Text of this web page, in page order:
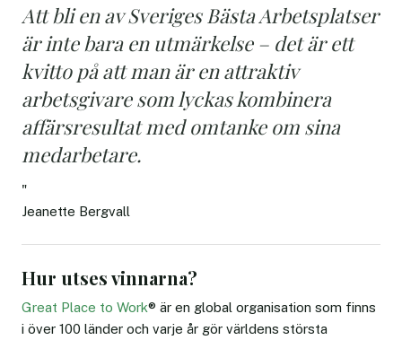
Att bli en av Sveriges Bästa Arbetsplatser
är inte bara en utmärkelse – det är ett
kvitto på att man är en attraktiv
arbetsgivare som lyckas kombinera
affärsresultat med omtanke om sina
medarbetare.
"
Jeanette Bergvall
Hur utses vinnarna?
Great Place to Work® är en global organisation som finns
i över 100 länder och varje år gör världens största